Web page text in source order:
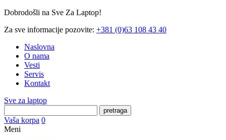
Dobrodošli na Sve Za Laptop!
Za sve informacije pozovite: +381 (0)63 108 43 40
Naslovna
O nama
Vesti
Servis
Kontakt
Sve za laptop
pretraga
Vaša korpa 0
Meni